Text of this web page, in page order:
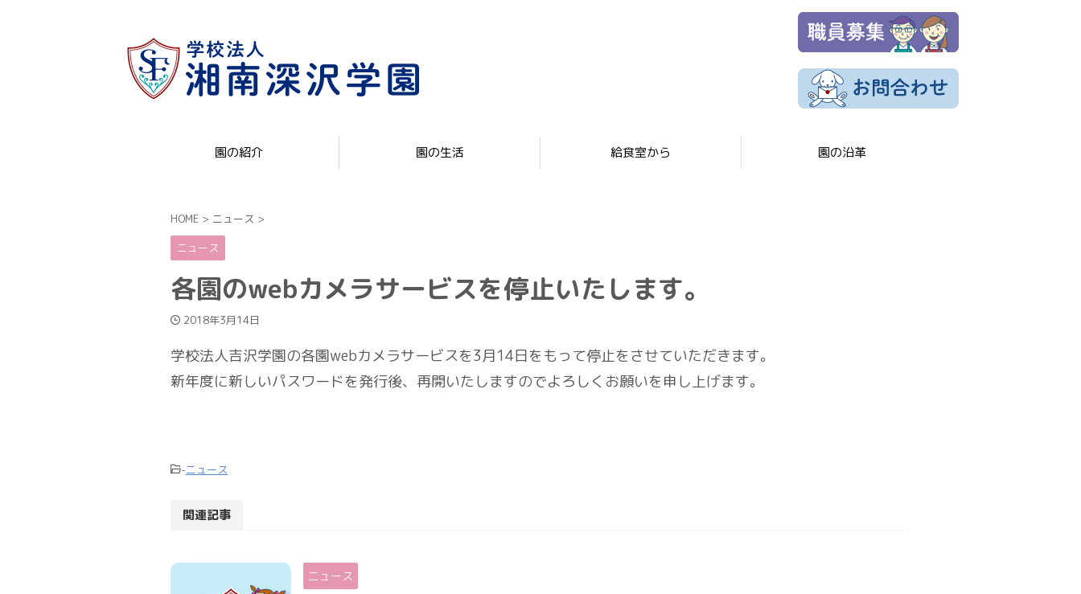
園の紹介 園の生活 給食室から 園の沿革
HOME > ニュース >
ニュース
各園のwebカメラサービスを停止いたします。
2018年3月14日
学校法人吉沢学園の各園webカメラサービスを3月14日をもって停止をさせていただきます。
新年度に新しいパスワードを発行後、再開いたしますのでよろしくお願いを申し上げます。
-ニュース
関連記事
ニュース